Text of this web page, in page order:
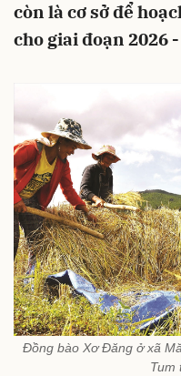
còn là cơ sở để
cho giai đoạn 2026
Đồng bào Xơ Đăng ở xã
Tum